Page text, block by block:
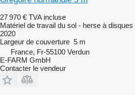
27 970 € TVA incluse
Matériel de travail du sol - herse à disques
2020
Largeur de couverture 5 m
France, Fr-55100 Verdun
E-FARM GmbH
Contacter le vendeur